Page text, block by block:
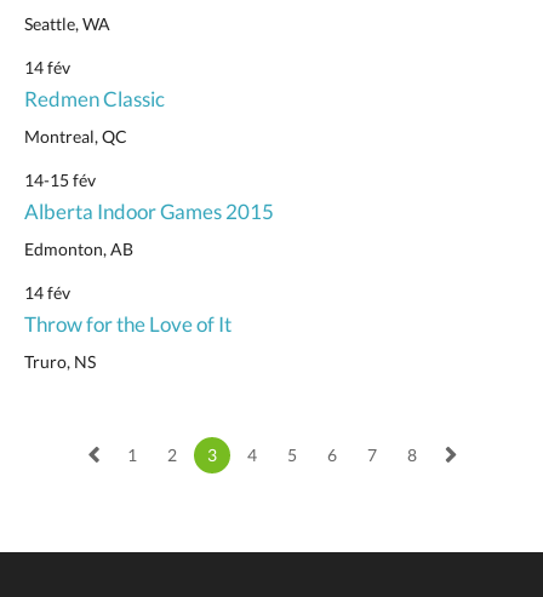
Seattle, WA
14 fév
Redmen Classic
Montreal, QC
14-15 fév
Alberta Indoor Games 2015
Edmonton, AB
14 fév
Throw for the Love of It
Truro, NS
1 2 3 4 5 6 7 8